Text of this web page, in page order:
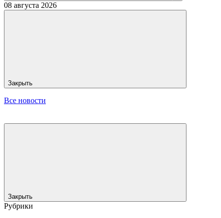
08 августа 2026
Закрыть
Все новости
Закрыть
Рубрики